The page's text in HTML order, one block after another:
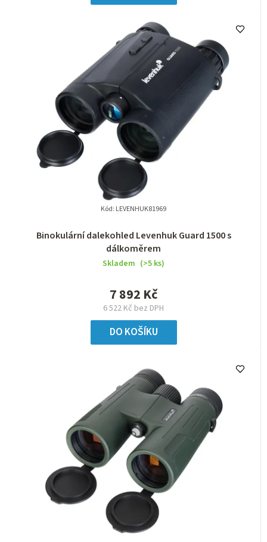
Binokulární dalekohled Levenhuk Guard 1500 s
dálkoměrem
Skladem (>5 ks)
6 522 Kč bez DPH
7 892 Kč
DO KOŠÍKU
Kód: LEVENHUK81969